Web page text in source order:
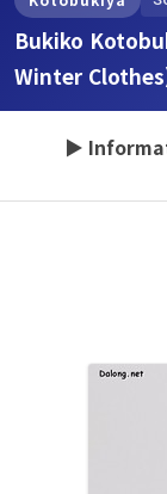
Bukiko
Winter
▶